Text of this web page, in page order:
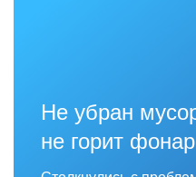
Не убран
не горит